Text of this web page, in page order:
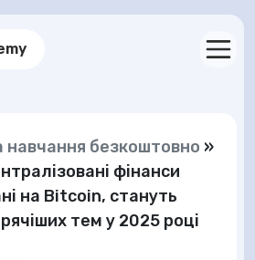
безкоштовно »
фінанси
на Bitcoin, стануть
тем у 2025 році